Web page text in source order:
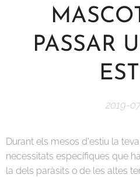
PASSAR
2019-
Durant els mesos d'estiu la
necessitats específiques que
la dels paràsits o de les altes